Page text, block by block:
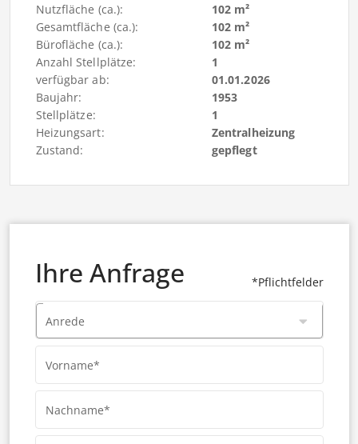
Nutzfläche (ca.):
102 m²
Gesamtfläche (ca.):
102 m²
Bürofläche (ca.):
102 m²
Anzahl Stellplätze:
1
verfügbar ab:
01.01.2026
Baujahr:
1953
Stellplätze:
1
Heizungsart:
Zentralheizung
Zustand:
gepflegt
*Pflichtfelder
Ihre Anfrage
Anrede
Vorname*
Nachname*